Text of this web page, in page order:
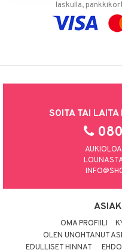
laskulla,
SOITA TAI
OMA PROFIILI
OLEN UNOHTANUT
EDULLISET HINNAT